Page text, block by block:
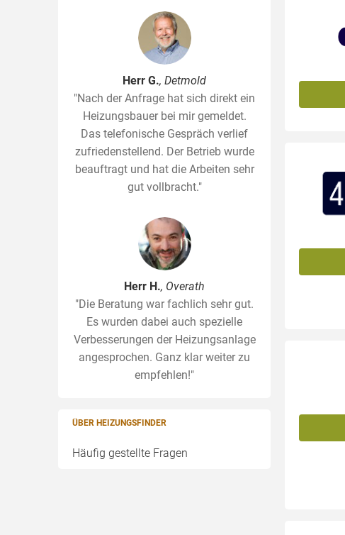
Herr G., Detmold
"Nach der Anfrage hat sich direkt ein
Heizungsbauer bei mir gemeldet.
Das telefonische Gespräch verlief
zufriedenstellend. Der Betrieb wurde
beauftragt und hat die Arbeiten sehr
gut vollbracht."
Herr H., Overath
"Die Beratung war fachlich sehr gut.
Es wurden dabei auch spezielle
Verbesserungen der Heizungsanlage
angesprochen. Ganz klar weiter zu
empfehlen!"
ÜBER HEIZUNGSFINDER
Häufig gestellte Fragen